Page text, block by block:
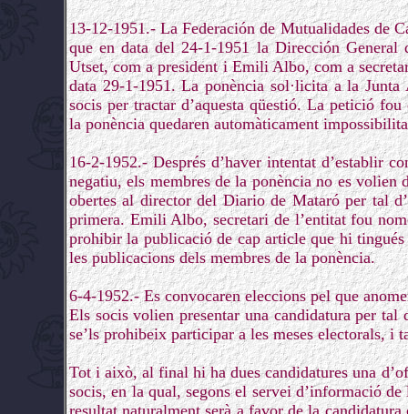
13-12-1951.- La Federación de Mutualidades de
que en data del 24-1-1951 la Dirección General
Utset, com a president i Emili Albo, com a
data 29-1-1951. La ponència sol·licita a la
socis per tractar d’aquesta qüestió. La petició
la ponència quedaren automàticament
16-2-1952.- Després d’haver intentat d’establir
negatiu, els membres de la ponència no es
obertes al director del Diario de Mataró per tal
primera. Emili Albo, secretari de l’entitat fou
prohibir la publicació de cap article que hi
les publicacions dels membres de la ponència.
6-4-1952.- Es convocaren eleccions pel que
Els socis volien presentar una candidatura per
se’ls prohibeix participar a les meses electorals, i
Tot i això, al final hi ha dues candidatures una
socis, en la qual, segons el servei d’informació
resultat naturalment serà a favor de la